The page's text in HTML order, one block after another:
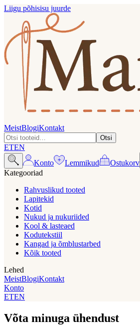
Liigu põhisisu juurde
MeistBlogiKontakt
Otsi
ETEN
Konto
Lemmikud
Ostukorv
Kategooriad
Rahvuslikud tooted
Lapitekid
Kotid
Nukud ja nukuriided
Kool & lasteaed
Kodutekstiil
Kangad ja õmblustarbed
Kõik tooted
Lehed
MeistBlogiKontakt
Konto
ETEN
Võta minuga ühendust